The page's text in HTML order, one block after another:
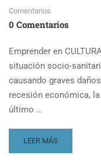
Comentarios
0 Comentarios
Emprender en
situación socio-
causando graves
recesión económica,
último …
READ
MORE
LEER MÁS